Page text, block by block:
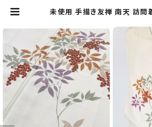
未使用 手描き友禅 南天 訪問
e:和 [online store] キモノ
物 帯